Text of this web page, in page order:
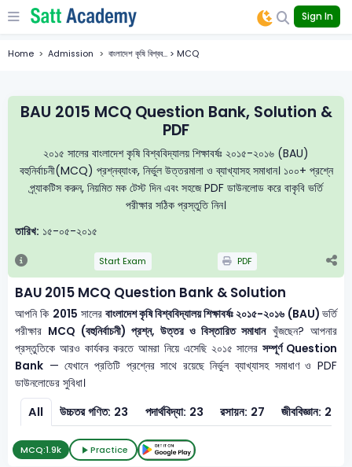
Sign In
Home Admission বাংলাদেশ কৃষি বিশ্বব... > MCQ
BAU 2015 MCQ Question Bank, Solution &
PDF
২০১৫ সালের বাংলাদেশ কৃষি বিশ্ববিদ্যালয় শিক্ষাবর্ষঃ ২০১৫-২০১৬ (BAU)
বহুনির্বাচনী(MCQ) প্রশ্নব্যাংক, নির্ভুল উত্তরমালা ও ব্যাখ্যাসহ সমাধান। ১০০+ প্রশ্নে
প্র্যাকটিস করুন, নিয়মিত মক টেস্ট দিন এবং সহজে PDF ডাউনলোড করে বাকৃবি ভর্তি
পরীক্ষার সঠিক প্রস্তুতি নিন।
তারিখ: ১৫-০৫-২০১৫
Start Exam PDF
BAU 2015 MCQ Question Bank & Solution
আপনি কি 2015 সালের বাংলাদেশ কৃষি বিশ্ববিদ্যালয় শিক্ষাবর্ষঃ ২০১৫-২০১৬ (BAU) ভর্তি
পরীক্ষার MCQ (বহুনির্বাচনী) প্রশ্ন, উত্তর ও বিস্তারিত সমাধানখুঁজছেন? আপনার
প্রস্তুতিকে আরও কার্যকর করতে আমরা নিয়ে এসেছি ২০১৫ সালেরসম্পূর্ণ Question
Bank — যেখানে প্রতিটি প্রশ্নের সাথে রয়েছে নির্ভুল ব্যাখ্যাসহ সমাধাণ ও PDF
ডাউনলোডের সুবিধা।
All উচ্চতর গণিত: 23 পদার্থবিদ্যা: 23 রসায়ন: 27 জীববিজ্ঞান: 26
MCQ:1.9k Practice